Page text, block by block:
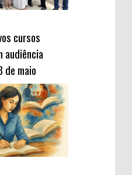
cursos
audiência
de maio